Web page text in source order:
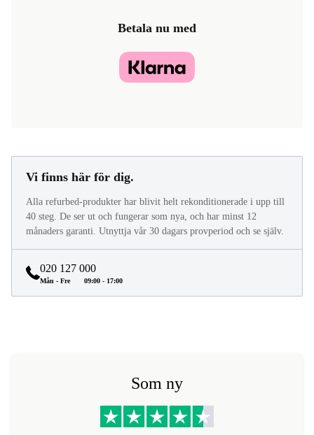
Betala nu med
Vi finns här för dig.
Alla refurbed-produkter har blivit helt rekonditionerade i upp till
40 steg. De ser ut och fungerar som nya, och har minst 12
månaders garanti. Utnyttja vår 30 dagars provperiod och se själv.
020 127 000
Mån - Fre 09:00 - 17:00
Som ny